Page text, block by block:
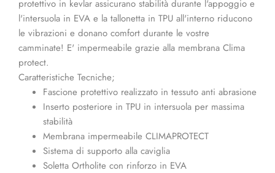
protettivo in kevlar assicurano stabilità durante l'appoggio e
l'intersuola in EVA e la tallonetta in TPU all'interno riducono
le vibrazioni e donano comfort durante le vostre
camminate! E' impermeabile grazie alla membrana Clima
protect.
Caratteristiche Tecniche;
Fascione protettivo realizzato in tessuto anti abrasione
Inserto posteriore in TPU in intersuola per massima
stabilità
Membrana impermeabile CLIMAPROTECT
Sistema di supporto alla caviglia
Soletta Ortholite con rinforzo in EVA